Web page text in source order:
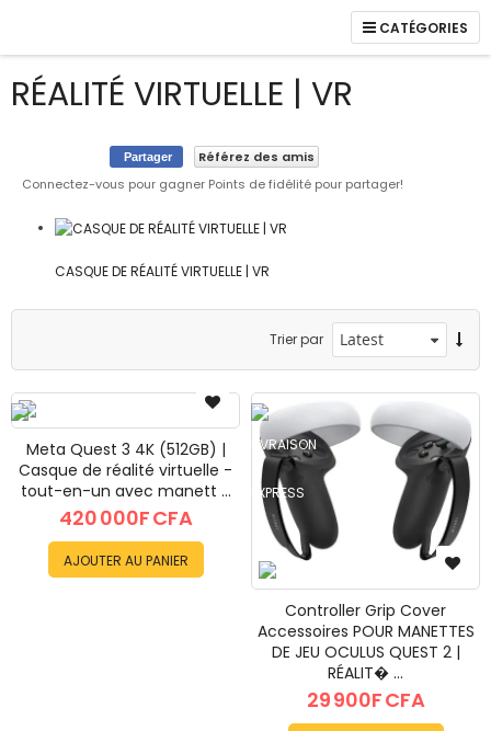
CATÉGORIES
RÉALITÉ VIRTUELLE | VR
Partager
Référez des amis
Connectez-vous pour gagner Points de fidélité pour partager!
CASQUE DE RÉALITÉ VIRTUELLE | VR
Trier par
Meta Quest 3 4K (512GB) |
Casque de réalité virtuelle -
tout-en-un avec manett ...
420 000F CFA
AJOUTER AU PANIER
Controller Grip Cover
Accessoires POUR MANETTES
DE JEU OCULUS QUEST 2 |
RÉALIT� ...
29 900F CFA